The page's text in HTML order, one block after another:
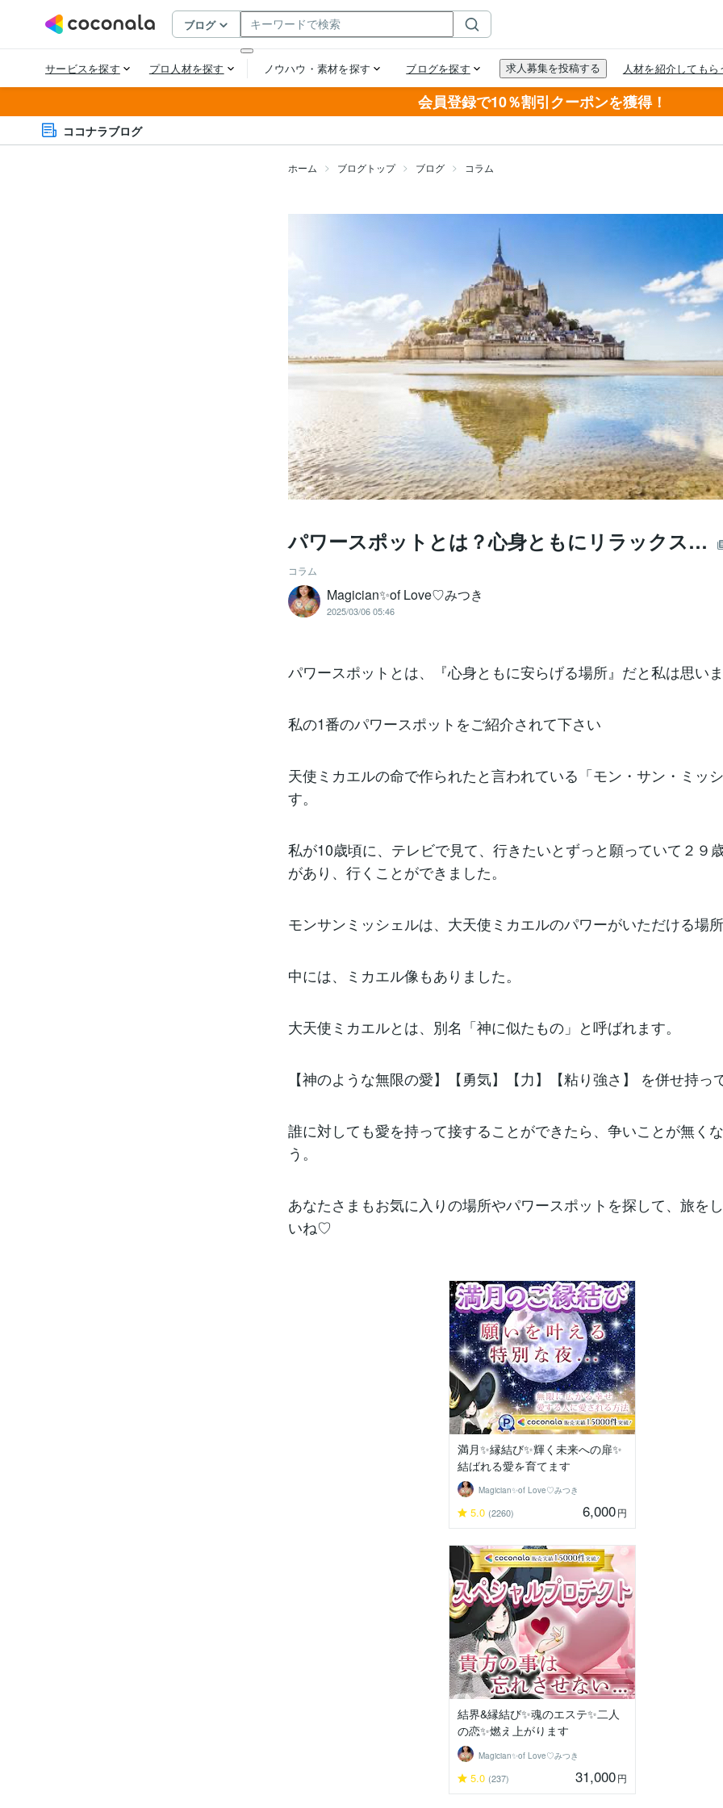
会員登録で10％割引クーポンを獲得！
ココナラブログ
ホーム ブログトップ ブログ コラム
パワースポットとは？心身ともにリラックス…
コラム
Magician✨of Love♡みつき
2025/03/06 05:46
パワースポットとは、『心身ともに安らげる場所』だと私は思いま
私の1番のパワースポットをご紹介されて下さい
天使ミカエルの命で作られたと言われている「モン・サン・ミッ
す。
私が10歳頃に、テレビで見て、行きたいとずっと願っていて２９
があり、行くことができました。
モンサンミッシェルは、大天使ミカエルのパワーがいただける場所
中には、ミカエル像もありました。
大天使ミカエルとは、別名「神に似たもの」と呼ばれます。
【神のような無限の愛】【勇気】【力】【粘り強さ】 を併せ持っ
誰に対しても愛を持って接することができたら、争いことが無く
う。
あなたさまもお気に入りの場所やパワースポットを探して、旅を
いね♡
満月✨縁結び✨輝く未来への扉✨
結ばれる愛を育てます
Magician✨of Love♡みつき
5.0 (2260) 6,000円
結界&縁結び✨魂のエステ✨二人
の恋✨燃え上がります
Magician✨of Love♡みつき
5.0 (237) 31,000円